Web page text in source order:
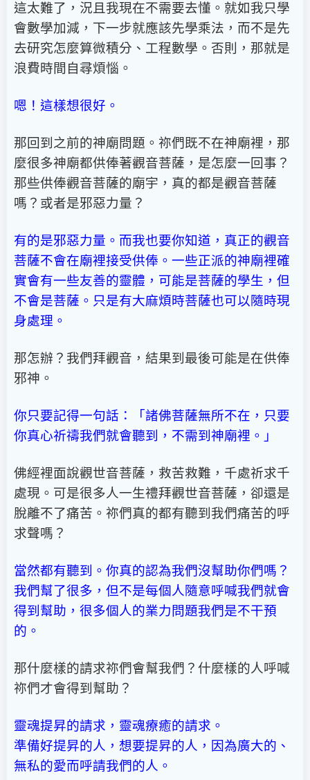
這太難了，況且我現在不需要去懂。就如我只學
會數學加減，下一步就應該先學乘法，而不是先
去研究怎麼算微積分、工程數學。否則，那就是
浪費時間自尋煩惱。
嗯！這樣想很好。
那回到之前的神廟問題。祢們既不在神廟裡，那
麼很多神廟都供俸著觀音菩薩，是怎麼一回事？
那些供俸觀音菩薩的廟宇，真的都是觀音菩薩
嗎？或者是邪惡力量？
有的是邪惡力量。而我也要你知道，真正的觀音
菩薩不會在廟裡接受供俸。一些正派的神廟裡確
實會有一些友善的靈體，可能是菩薩的學生，但
不會是菩薩。只是有大麻煩時菩薩也可以隨時現
身處理。
那怎辦？我們拜觀音，結果到最後可能是在供俸
邪神。
你只要記得一句話：「諸佛菩薩無所不在，只要
你真心祈禱我們就會聽到，不需到神廟裡。」
佛經裡面說觀世音菩薩，救苦救難，千處祈求千
處現。可是很多人一生禮拜觀世音菩薩，卻還是
脫離不了痛苦。祢們真的都有聽到我們痛苦的呼
求聲嗎？
當然都有聽到。你真的認為我們沒幫助你們嗎？
我們幫了很多，但不是每個人隨意呼喊我們就會
得到幫助，很多個人的業力問題我們是不干預
的。
那什麼樣的請求祢們會幫我們？什麼樣的人呼喊
祢們才會得到幫助？
靈魂提昇的請求，靈魂療癒的請求。
準備好提昇的人，想要提昇的人，因為廣大的、
無私的愛而呼請我們的人。